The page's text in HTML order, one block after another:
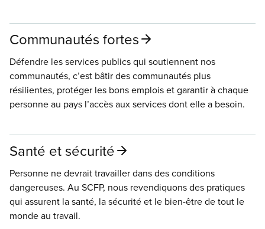
Communautés fortes
Défendre les services publics qui soutiennent nos
communautés, c’est bâtir des communautés plus
résilientes, protéger les bons emplois et garantir à chaque
personne au pays l’accès aux services dont elle a besoin.
Santé et sécurité
Personne ne devrait travailler dans des conditions
dangereuses. Au SCFP, nous revendiquons des pratiques
qui assurent la santé, la sécurité et le bien-être de tout le
monde au travail.